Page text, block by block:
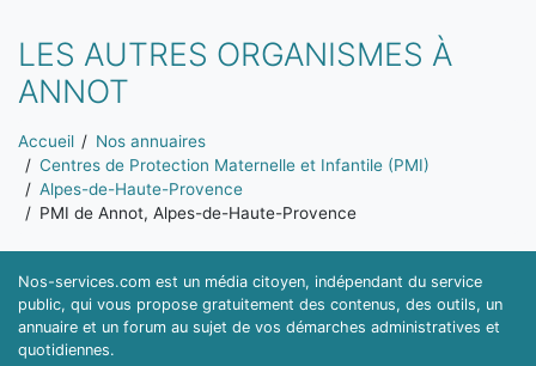
LES AUTRES ORGANISMES À
ANNOT
Vous êtes ici:
Accueil
Nos annuaires
Centres de Protection Maternelle et Infantile (PMI)
Alpes-de-Haute-Provence
PMI de Annot, Alpes-de-Haute-Provence
Nos-services.com est un média citoyen, indépendant du service
public, qui vous propose gratuitement des contenus, des outils, un
annuaire et un forum au sujet de vos démarches administratives et
quotidiennes.